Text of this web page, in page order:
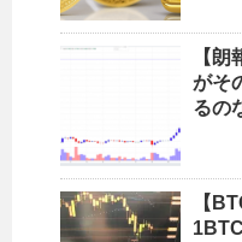
【
がそ
るの
【